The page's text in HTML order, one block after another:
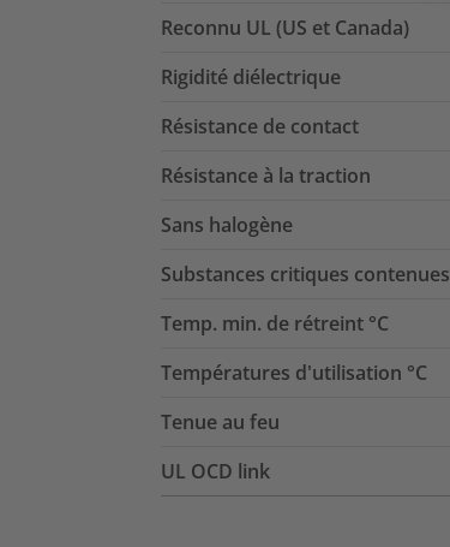
Reconnu UL (US et Canada)
Rigidité diélectrique
Résistance de contact
Résistance à la traction
Sans halogène
Substances critiques contenues
Temp. min. de rétreint °C
Températures d'utilisation °C
Tenue au feu
UL OCD link